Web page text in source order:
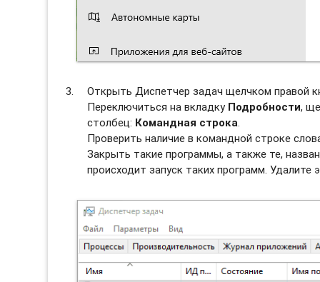
Открыть Диспетчер задач щелчком правой
Переключиться на вкладку Подробности,
столбец: Командная строка
Проверить наличие в командной строке слова
Закрыть такие программы, а также те,
происходит запуск таких программ. Удалите